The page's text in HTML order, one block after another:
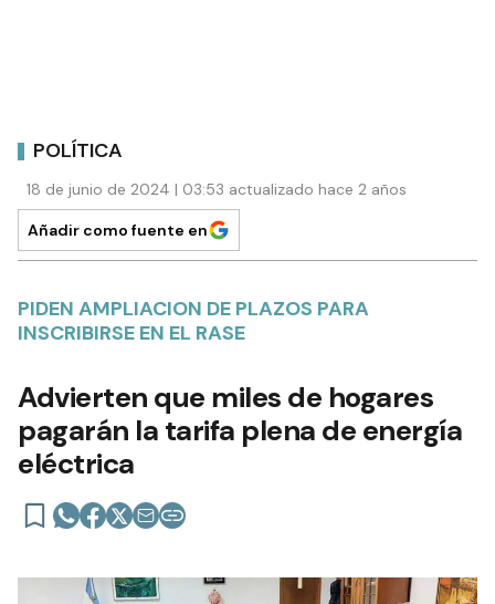
POLÍTICA
18 de junio de 2024 | 03:53 actualizado hace 2 años
Añadir como fuente en
PIDEN AMPLIACION DE PLAZOS PARA
INSCRIBIRSE EN EL RASE
Advierten que miles de hogares
pagarán la tarifa plena de energía
eléctrica